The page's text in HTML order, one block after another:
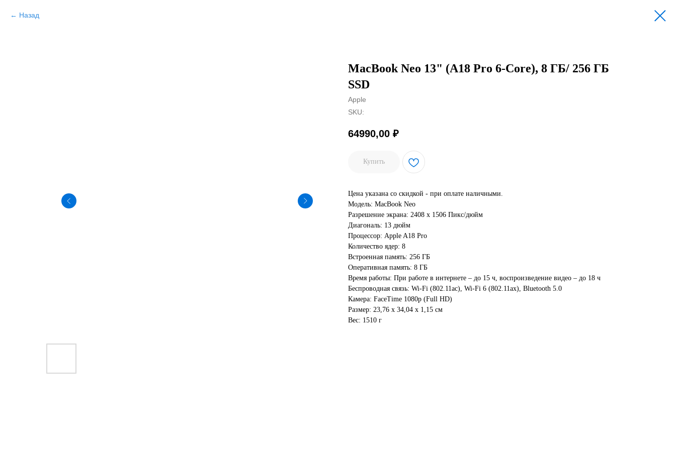
Назад
MacBook Neo 13" (A18 Pro 6-Core), 8 ГБ/ 256 ГБ
SSD
Apple
SKU:
64990,00 ₽
Купить
Цена указана со скидкой - при оплате наличными.
Модель: MacBook Neo
Разрешение экрана: 2408 x 1506 Пикс/дюйм
Диагональ: 13 дюйм
Процессор: Apple A18 Pro
Количество ядер: 8
Встроенная память: 256 ГБ
Оперативная память: 8 ГБ
Время работы: При работе в интернете – до 15 ч, воспроизведение видео – до 18 ч
Беспроводная связь: Wi-Fi (802.11ac), Wi-Fi 6 (802.11ax), Bluetooth 5.0
Камера: FaceTime 1080p (Full HD)
Размер: 23,76 х 34,04 x 1,15 см
Вес: 1510 г